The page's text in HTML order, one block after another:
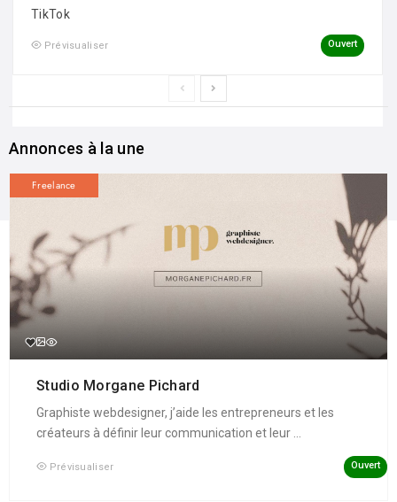
TikTok
Prévisualiser Ouvert
Annonces à la une
Freelance
Studio Morgane Pichard
Graphiste webdesigner, j’aide les entrepreneurs et les
créateurs à définir leur communication et leur ...
Prévisualiser Ouvert